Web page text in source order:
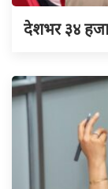
देशभर ३४